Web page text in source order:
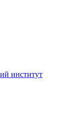
институт